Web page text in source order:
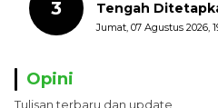
3
Tengah
Kerugian Negara
Jumat, 07 Agustus 2026,
Opini
Tulisan terbaru dan update